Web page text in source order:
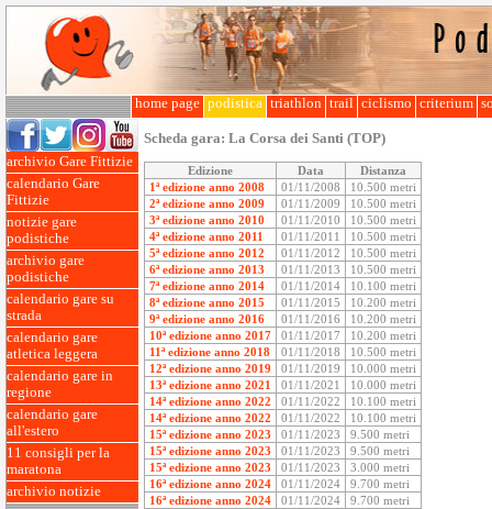
home page podistica triathlon trail ciclismo criterium
archivio Gare Fittizie
calendario Gare
Fittizie
notizie gare
podistiche
archivio gare
podistiche
calendario gare su
strada
calendario gare
atletica leggera
calendario gare in
regione
calendario gare
all'estero
11 consigli per la
maratona
archivio notizie
Scheda gara: La Corsa dei Santi (TOP)
Edizione Data
Distanza
1ª edizione anno 2008
01/11/2008
10.500 metri
2ª edizione anno 2009
01/11/2009
10.500 metri
3ª edizione anno 2010
01/11/2010
10.500 metri
4ª edizione anno 2011
01/11/2011
10.500 metri
5ª edizione anno 2012
01/11/2012
10.500 metri
6ª edizione anno 2013
01/11/2013
10.500 metri
7ª edizione anno 2014
01/11/2014
10.100 metri
8ª edizione anno 2015
01/11/2015
10.200 metri
9ª edizione anno 2016
01/11/2016
10.200 metri
10ª edizione anno 2017
01/11/2017
10.200 metri
11ª edizione anno 2018
01/11/2018
10.500 metri
12ª edizione anno 2019
01/11/2019
10.000 metri
13ª edizione anno 2021
01/11/2021
10.000 metri
14ª edizione anno 2022
01/11/2022
10.100 metri
14ª edizione anno 2022
01/11/2022
10.100 metri
15ª edizione anno 2023
01/11/2023
9.500 metri
15ª edizione anno 2023
01/11/2023
9.500 metri
15ª edizione anno 2023
01/11/2023
3.000 metri
16ª edizione anno 2024
01/11/2024
9.700 metri
16ª edizione anno 2024
01/11/2024
9.700 metri